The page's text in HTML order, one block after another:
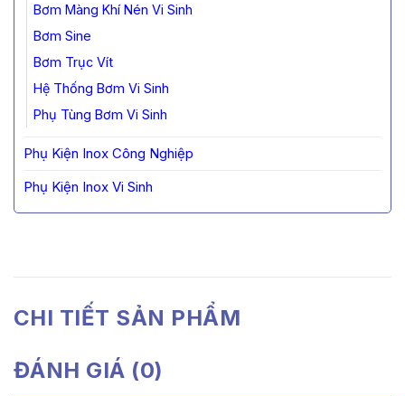
Bơm Màng Khí Nén Vi Sinh
Bơm Sine
Bơm Trục Vít
Hệ Thống Bơm Vi Sinh
Phụ Tùng Bơm Vi Sinh
Phụ Kiện Inox Công Nghiệp
Phụ Kiện Inox Vi Sinh
CHI TIẾT SẢN PHẨM
ĐÁNH GIÁ (0)